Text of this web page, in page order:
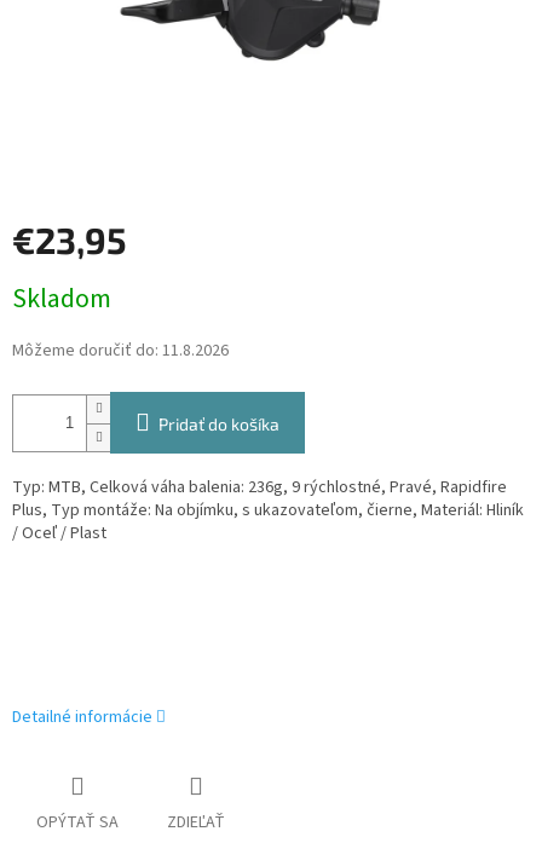
€23,95
cena:
Skladom
Môžeme doručiť do: 11.8.2026
Pridať do košíka
Typ: MTB, Celková váha balenia: 236g, 9 rýchlostné, Pravé, Rapidfire
Plus, Typ montáže: Na objímku, s ukazovateľom, čierne, Materiál: Hliník
/ Oceľ / Plast
Detailné informácie
OPÝTAŤ SA ZDIEĽAŤ